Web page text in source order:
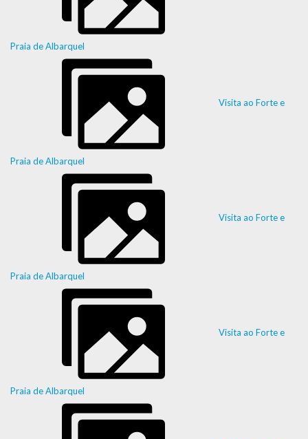
Praia de Albarquel
Visita ao Forte e
Praia de Albarquel
Visita ao Forte e
Praia de Albarquel
Visita ao Forte e
Praia de Albarquel